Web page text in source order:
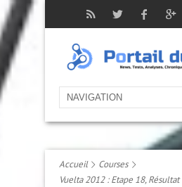
Accueil
Courses
Vuelta 2012 : Etape 18,